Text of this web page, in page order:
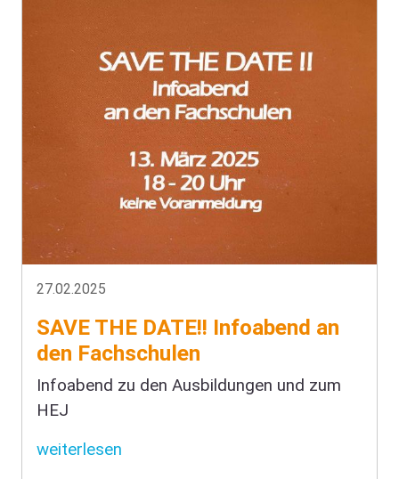
27.02.2025
SAVE THE DATE!! Infoabend an
den Fachschulen
Infoabend zu den Ausbildungen und zum
HEJ
weiterlesen